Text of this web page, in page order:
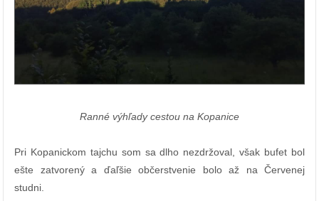
Ranné výhľady cestou na Kopanice
Pri Kopanickom tajchu som sa dlho nezdržoval, však bufet bol
ešte zatvorený a ďaľšie občerstvenie bolo až na Červenej
studni.